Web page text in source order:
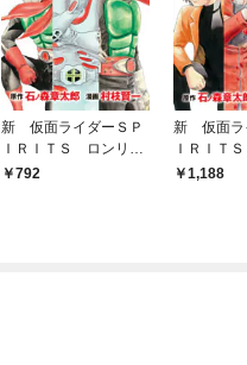
新 仮面ライダーＳＰ
ＩＲＩＴＳ ロンリー
仮面ライダー編（１）
792
新 仮面ラ
ＩＲＩＴ
仮面ライ
1,188